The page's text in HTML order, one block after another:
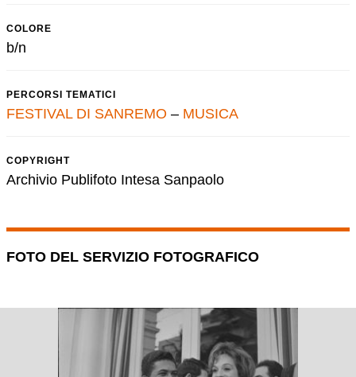
COLORE
b/n
PERCORSI TEMATICI
FESTIVAL DI SANREMO – MUSICA
COPYRIGHT
Archivio Publifoto Intesa Sanpaolo
FOTO DEL SERVIZIO FOTOGRAFICO